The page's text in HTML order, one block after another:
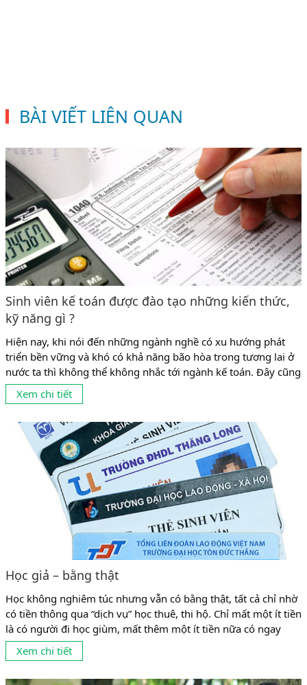
BÀI VIẾT LIÊN QUAN
Sinh viên kế toán được đào tạo những kiến thức,
kỹ năng gì ?
Hiện nay, khi nói đến những ngành nghề có xu hướng phát
triển bền vững và khó có khả năng bão hòa trong tương lai ở
nước ta thì không thể không nhắc tới ngành kế toán. Đây cũng
là ngành có tỉ lệ sinh viên theo học khá đông ở mọi cấp học từ
trung cấp, cao đẳng đến...
Xem chi tiết
Học giả – bằng thật
Học không nghiêm túc nhưng vẫn có bằng thật, tất cả chỉ nhờ
có tiền thông qua “dịch vụ” học thuê, thi hộ. Chỉ mất một ít tiền
là có người đi học giùm, mất thêm một ít tiền nữa có ngay
người đi thi giùm. Chuyện học thuê, thi hộ (học giả, thi giả) đã
hợp pháp hóa cho những...
Xem chi tiết